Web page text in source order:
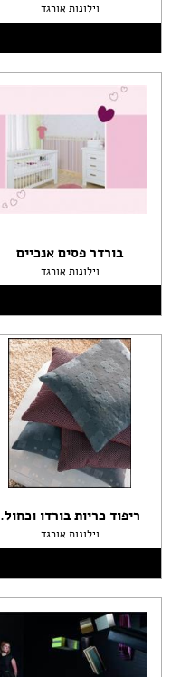
וילונות אורגד
בורדר פסים אנכיים
וילונות אורגד
ריפוד כריות בורדו וכחול.
וילונות אורגד